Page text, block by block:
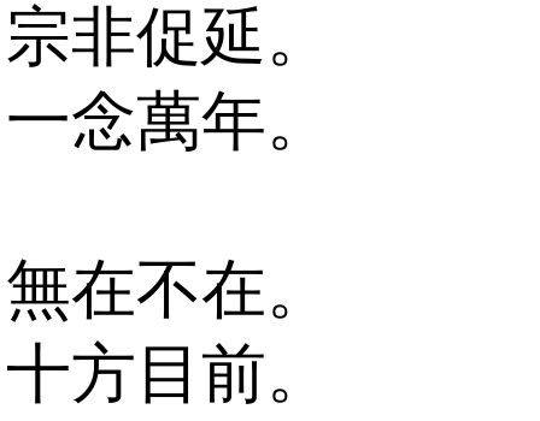
宗非促延。
一念萬年。
無在不在。
十方目前。